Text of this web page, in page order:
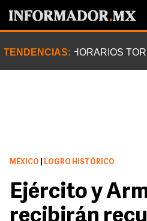
TENDENCIAS: HORARIOS
MÉXICO LOGRO HISTÓRICO
Ejército y